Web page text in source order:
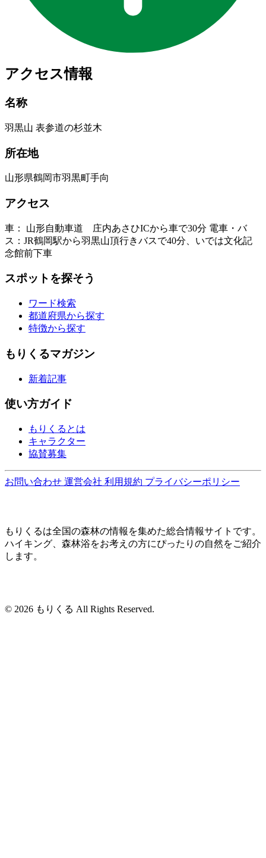
アクセス情報
名称
羽黒山 表参道の杉並木
所在地
山形県鶴岡市羽黒町手向
アクセス
車： 山形自動車道 庄内あさひICから車で30分 電車・バ
ス：JR鶴岡駅から羽黒山頂行きバスで40分、いでは文化記
念館前下車
スポットを探そう
ワード検索
都道府県から探す
特徴から探す
もりくるマガジン
新着記事
使い方ガイド
もりくるとは
キャラクター
協賛募集
お問い合わせ 運営会社 利用規約 プライバシーポリシー
もりくるは全国の森林の情報を集めた総合情報サイトです。
ハイキング、森林浴をお考えの方にぴったりの自然をご紹介
します。
© 2026 もりくる All Rights Reserved.